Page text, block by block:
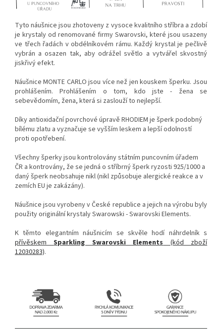
Tyto náušnice jsou zhotoveny z vysoce kvalitního stříbra a zdobí
je krystaly od renomované firmy Swarovski, které jsou usazeny
ve třech řadách v obdélníkovém rámu. Každý krystal je pečlivě
vybrán a osazen tak, aby odrážel světlo a vytvářel skvostný
jiskřivý efekt.
Náušnice MONTE CARLO jsou více než jen kouskem šperku. Jsou
prohlášením. Prohlášením o tom, kdo jste - žena se
sebevědomím, žena, která si zaslouží to nejlepší.
Díky antioxidační povrchové úpravě RHODIEM je šperk podobný
bílému zlatu a vyznačuje se vyšším leskem a lepší odolností
proti opotřebení.
Všechny šperky jsou kontrolovány státním puncovním úřadem
ČR a kontrovány, že se jedná o stříbrný šperk ryzosti 925/1000 a
daný šperk neobsahuje nikl (nikl způsobuje alergické reakce a v
zemích EU je zakázány).
Náušnice jsou vyrobeny v České republice a jejich na výrobu byly
použity originální krystaly Swarowski - Swarovski Elements.
K těmto elegantním náušnicím se skvěle hodí náhrdelník s
přívěskemSparkling Swarovski Elements (kód zboží
12030283).